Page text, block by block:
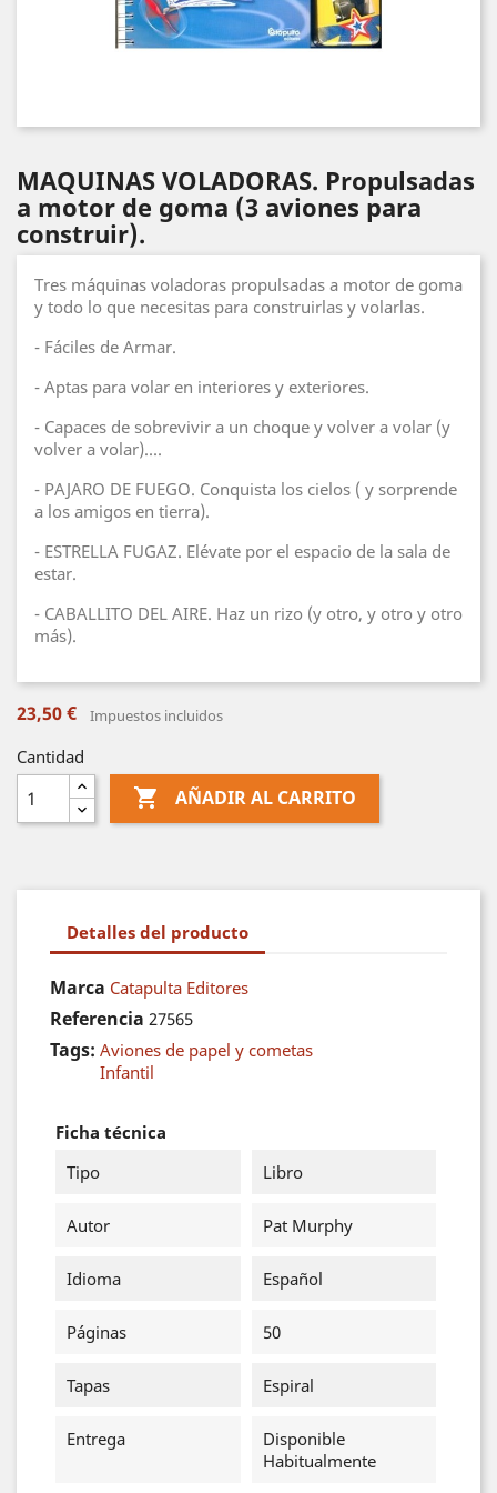
MAQUINAS VOLADORAS. Propulsadas
a motor de goma (3 aviones para
construir).
Tres máquinas voladoras propulsadas a motor de goma
y todo lo que necesitas para construirlas y volarlas.
- Fáciles de Armar.
- Aptas para volar en interiores y exteriores.
- Capaces de sobrevivir a un choque y volver a volar (y
volver a volar)....
- PAJARO DE FUEGO. Conquista los cielos ( y sorprende
a los amigos en tierra).
- ESTRELLA FUGAZ. Elévate por el espacio de la sala de
estar.
- CABALLITO DEL AIRE. Haz un rizo (y otro, y otro y otro
más).
23,50 € Impuestos incluidos
Cantidad
 AÑADIR AL CARRITO
Detalles del producto
Marca Catapulta Editores
Referencia 27565
Tags: Aviones de papel y cometas
Infantil
Ficha técnica
Tipo
Libro
Autor Pat Murphy
Idioma Español
Páginas 50
Tapas Espiral
Entrega
Disponible
Habitualmente